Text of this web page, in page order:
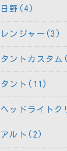
日野(4)
レンジャー(3)
タントカスタム
タント(11)
ヘッドライト
アルト(2)